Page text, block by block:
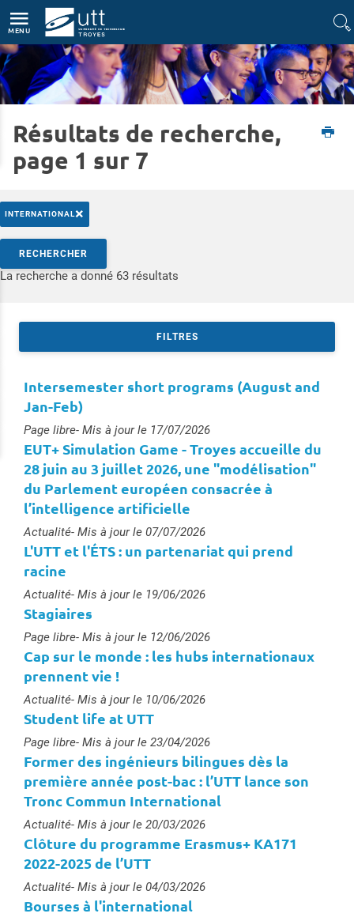
MENU
Accueil Entreprise Recruter nos diplômés
Résultats de recherche,
page 1 sur 7
INTERNATIONAL×
Rechercher par mots-clés
RECHERCHER
La recherche a donné 63 résultats
FILTRES
Intersemester short programs (August and
Jan-Feb)
Type :
Page libre- Mis à jour le 17/07/2026
EUT+ Simulation Game - Troyes accueille du
28 juin au 3 juillet 2026, une "modélisation"
du Parlement européen consacrée à
l’intelligence artificielle
Type :
Actualité- Mis à jour le 07/07/2026
L'UTT et l'ÉTS : un partenariat qui prend
racine
Type :
Actualité- Mis à jour le 19/06/2026
Stagiaires
Type :
Page libre- Mis à jour le 12/06/2026
Cap sur le monde : les hubs internationaux
prennent vie !
Type :
Actualité- Mis à jour le 10/06/2026
Student life at UTT
Type :
Page libre- Mis à jour le 23/04/2026
Former des ingénieurs bilingues dès la
première année post-bac : l’UTT lance son
Tronc Commun International
Type :
Actualité- Mis à jour le 20/03/2026
Clôture du programme Erasmus+ KA171
2022-2025 de l’UTT
Type :
Actualité- Mis à jour le 04/03/2026
Bourses à l'international